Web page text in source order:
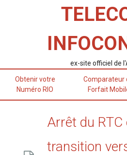
ex-site officiel de
Obtenir votre
Numéro RIO
Comparateur
Forfait
Arrêt du RTC
transition